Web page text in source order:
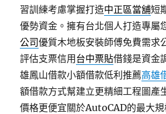
習訓練考慮掌握打造中正區當舖短
優勢資金。擁有台北個人打造專屬
公司優質木地板安裝師傅免費需求
評估支票信用 台中票貼借錢是資金
雄鳳山借款小額借款低利推薦高雄
額借款方式幫建立更精細工程圖產
價格更便宜關於AutoCAD的最大